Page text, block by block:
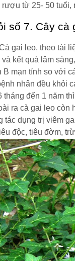
rượu từ 25- 50
số 7. Cây
gai leo, theo tài
và kết quả lâm
B mạn tính so với
nhân đều khỏi
tháng đến 1 năm
ra cà gai leo
tác dụng trị viêm
độc, tiêu đờm,